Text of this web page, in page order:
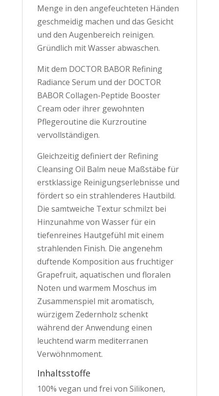
Menge in den angefeuchteten Händen
geschmeidig machen und das Gesicht
und den Augenbereich reinigen.
Gründlich mit Wasser abwaschen.
Mit dem DOCTOR BABOR Refining
Radiance Serum und der DOCTOR
BABOR Collagen-Peptide Booster
Cream oder ihrer gewohnten
Pflegeroutine die Kurzroutine
vervollständigen.
Gleichzeitig definiert der Refining
Cleansing Oil Balm neue Maßstäbe für
erstklassige Reinigungserlebnisse und
fördert so ein strahlenderes Hautbild.
Die samtweiche Textur schmilzt bei
Hinzunahme von Wasser für ein
tiefenreines Hautgefühl mit einem
strahlenden Finish. Die angenehm
duftende Komposition aus fruchtiger
Grapefruit, aquatischen und floralen
Noten und warmem Moschus im
Zusammenspiel mit aromatisch,
würzigem Zedernholz schenkt
während der Anwendung einen
leuchtend warm mediterranen
Verwöhnmoment.
Inhaltsstoffe
100% vegan und frei von Silikonen,